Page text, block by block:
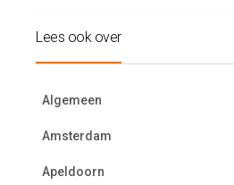
Lees ook over
Algemeen
Amsterdam
Apeldoorn